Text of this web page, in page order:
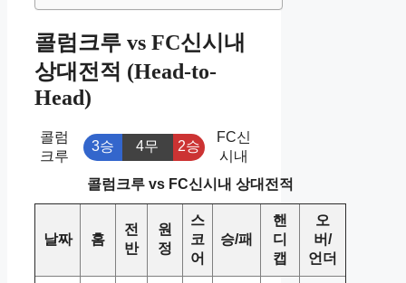
콜럼크루 vs FC신시내
상대전적 (Head-to-
Head)
콜럼
크루
3승 4무 2승
FC신
시내
콜럼크루 vs FC신시내 상대전적
날짜 홈
전
반
원
정
스
코
어
승/패
핸
디
캡
오
버/
언더